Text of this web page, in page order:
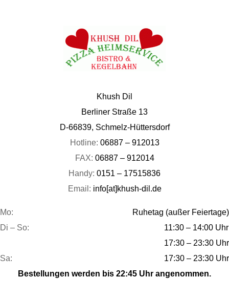
Khush Dil
Berliner Straße 13
D-66839, Schmelz-Hüttersdorf
Hotline: 06887 – 912013
FAX: 06887 – 912014
Handy: 0151 – 17515836
Email: info[at]khush-dil.de
Mo:
Ruhetag (außer Feiertage)
Di – So:
11:30 – 14:00 Uhr
17:30 – 23:30 Uhr
Sa:
17:30 – 23:30 Uhr
Bestellungen werden bis 22:45 Uhr angenommen.